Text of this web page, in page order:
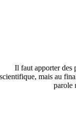
Il faut apporter des
scientifique, mais au
parole